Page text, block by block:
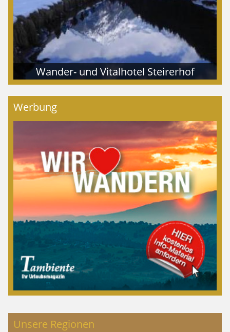
Wander- und Vitalhotel Steirerhof
Werbung
Unsere Regionen